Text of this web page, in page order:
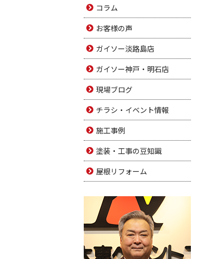
コラム
お客様の声
ガイソー淡路島店
ガイソー神戸・明石店
現場ブログ
チラシ・イベント情報
施工事例
塗装・工事の豆知識
屋根リフォーム